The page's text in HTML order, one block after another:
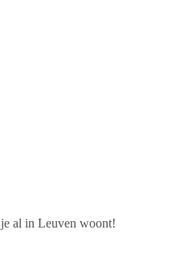
al in Leuven woont!